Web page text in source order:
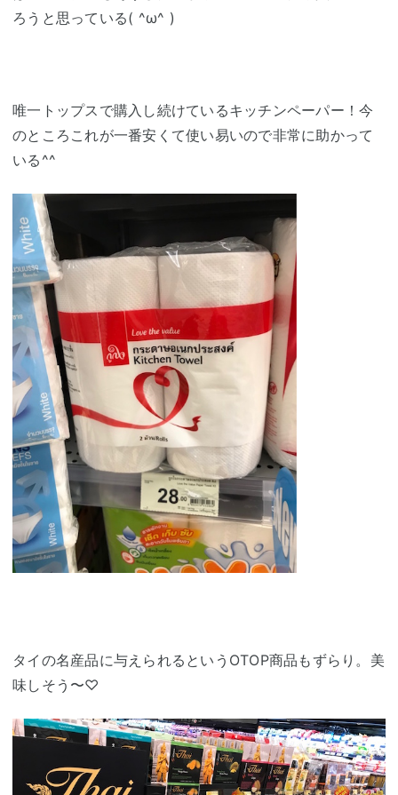
ろうと思っている( ^ω^ )
唯一トップスで購入し続けているキッチンペーパー！今
のところこれが一番安くて使い易いので非常に助かって
いる^^
タイの名産品に与えられるというOTOP商品もずらり。美
味しそう〜♡